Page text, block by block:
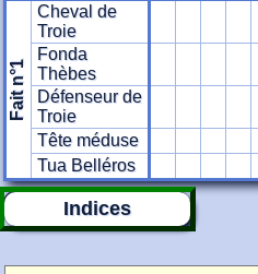
Fait n°1
Cheval de
Troie
Fonda
Thèbes
Défenseur de
Troie
Tête méduse
Tua Belléros
Indices